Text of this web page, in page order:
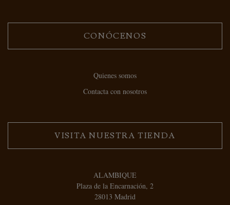
CONÓCENOS
Quienes somos
Contacta con nosotros
VISITA NUESTRA TIENDA
ALAMBIQUE
Plaza de la Encarnación, 2
28013 Madrid